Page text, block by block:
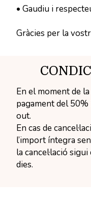
• Gaudiu i
Gràcies per la
En el moment de
pagament del
out.
En cas de
l’import íntegra
la cancel·lació
dies.